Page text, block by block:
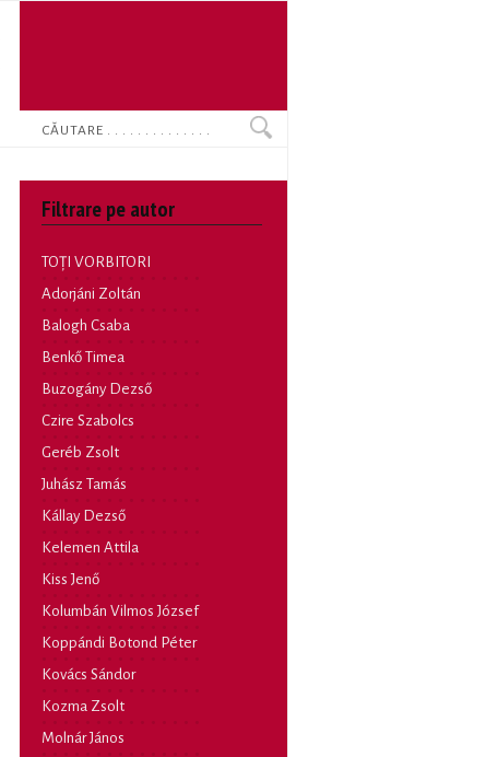
Search
Filtrare pe autor
TOȚI VORBITORI
Adorjáni Zoltán
Balogh Csaba
Benkő Timea
Buzogány Dezső
Czire Szabolcs
Geréb Zsolt
Juhász Tamás
Kállay Dezső
Kelemen Attila
Kiss Jenő
Kolumbán Vilmos József
Koppándi Botond Péter
Kovács Sándor
Kozma Zsolt
Molnár János